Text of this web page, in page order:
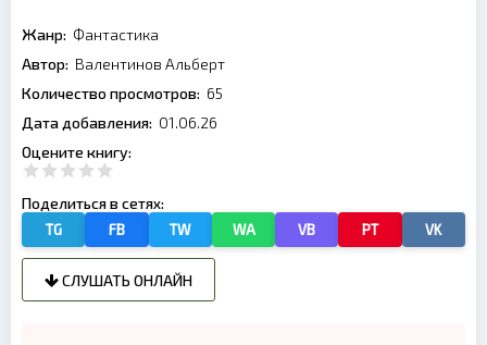
Жанр: Фантастика
Автор: Валентинов Альберт
Количество просмотров: 65
Дата добавления: 01.06.26
Оцените книгу:
Поделиться в сетях:
TG FB TW WA VB PT VK
СЛУШАТЬ ОНЛАЙН